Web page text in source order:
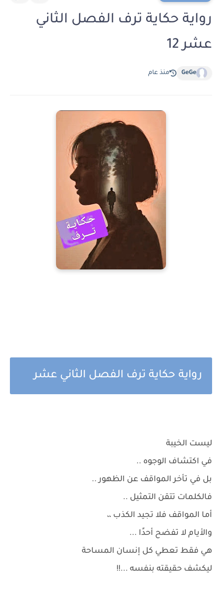
رواية حكاية ترف الفصل الثاني
عشر 12
GeGe منذ عام
رواية حكاية ترف الفصل الثاني عشر
ليست الخيبة
في اكتشاف الوجوه ..
بل في تأخر المواقف عن الظهور ..
فالكلمات تتقن التمثيل ..
أما المواقف فلا تجيد الكذب ،،
والأيام لا تفضح أحدًا ...
هي فقط تعطي كل إنسان المساحة
ليكشف حقيقته بنفسه ...!!